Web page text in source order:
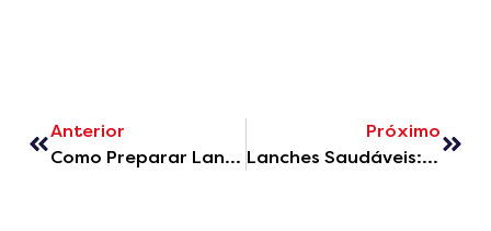
Anterior
Como Preparar Lanches Rápidos e Saudáveis com Granola para a Correria do Dia a Dia
Próximo
Lanches Saudáveis: Nutrição e Praticidade Para o Seu Dia a Dia